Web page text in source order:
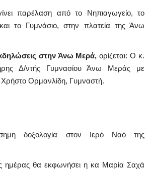
παρέλαση από το Νηπιαγωγείο, το
το Γυμνάσιο, στην πλατεία της Άνω
στην Άνω Μερά, ορίζεται: Ο κ.
Δ/ντής Γυμνασίου Άνω Μεράς με
Ορμανλίδη, Γυμναστή.
δοξολογία στον Ιερό Ναό της
ημέρας θα εκφωνήσει η κα Μαρία Σαχά